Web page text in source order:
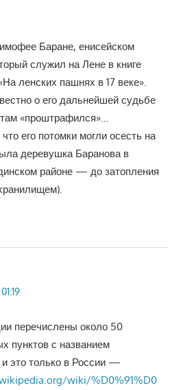
Баране, енисейском
служил на Лене в книге
ленских пашнях в 17 веке».
о его дальнейшей судьбе
«проштрафился»…
его потомки могли осесть на
деревушка Баранова в
районе — до затопления
перечислены около 50
пунктов с названием
и это только в России —
wiki/%D0%91%D0